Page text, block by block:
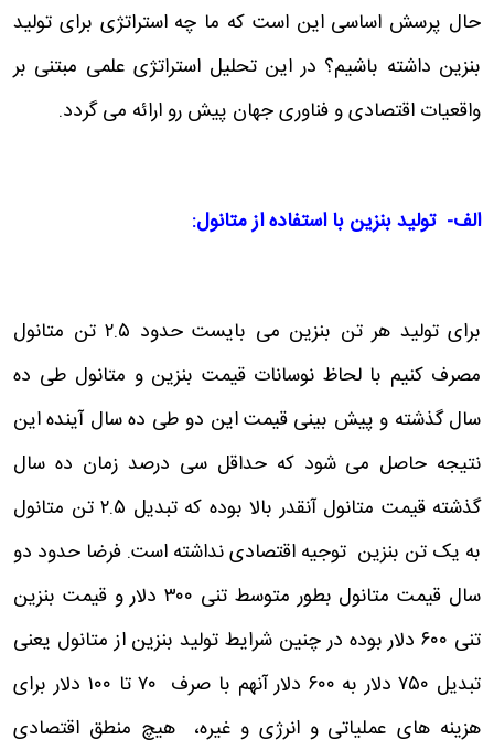
حال پرسش اساسی این است که ما چه استراتژی برای تولید
بنزین داشته باشیم؟ در این تحلیل استراتژی علمی مبتنی بر
واقعیات اقتصادی و فناوری جهان پیش رو ارائه می گردد.
الف- تولید بنزین با استفاده از متانول:
برای تولید هر تن بنزین می بایست حدود ۲.۵ تن متانول
مصرف کنیم با لحاظ نوسانات قیمت بنزین و متانول طی ده
سال گذشته و پیش بینی قیمت این دو طی ده سال آینده این
نتیجه حاصل می شود که حداقل سی درصد زمان ده سال
گذشته قیمت متانول آنقدر بالا بوده که تبدیل ۲.۵ تن متانول
به یک تن بنزین توجیه اقتصادی نداشته است. فرضا حدود دو
سال قیمت متانول بطور متوسط تنی ۳۰۰ دلار و قیمت بنزین
تنی ۶۰۰ دلار بوده در چنین شرایط تولید بنزین از متانول یعنی
تبدیل ۷۵۰ دلار به ۶۰۰ دلار آنهم با صرف ۷۰ تا ۱۰۰ دلار برای
هزینه های عملیاتی و انرژی و غیره، هیچ منطق اقتصادی